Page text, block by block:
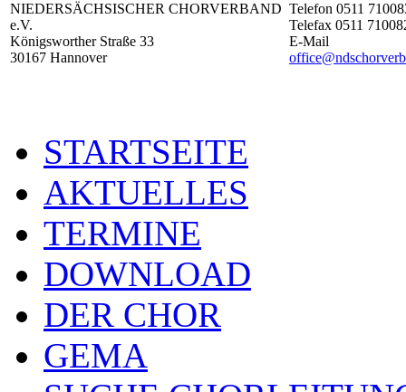
NIEDERSÄCHSISCHER CHORVERBAND
e.V.
Königsworther Straße 33
30167 Hannover
Telefon 0511
Telefax 0511
E-Mail
STARTSEITE
AKTUELLES
TERMINE
DOWNLOAD
DER CHOR
GEMA